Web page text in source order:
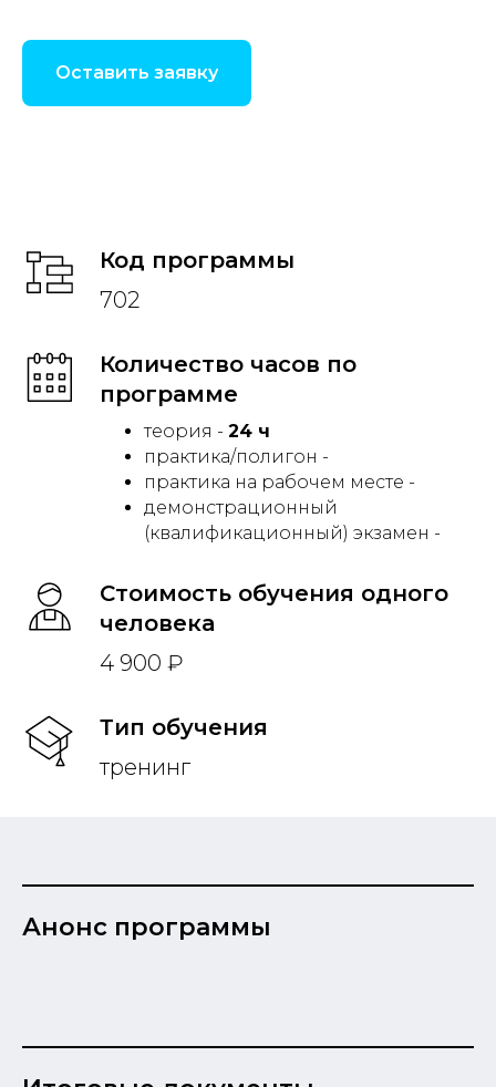
Оставить заявку
Код программы
702
Количество часов по
программе
теория - 24 ч
практика/полигон -
практика на рабочем месте -
демонстрационный
(квалификационный) экзамен -
Стоимость обучения одного
человека
4 900 ₽
Тип обучения
тренинг
Анонс программы